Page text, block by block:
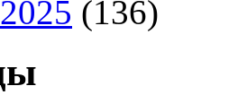
(136)